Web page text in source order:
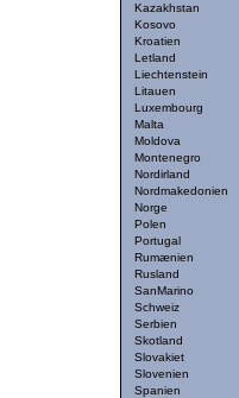
Kazakhstan
Kosovo
Kroatien
Letland
Liechtenstein
Litauen
Luxembourg
Malta
Moldova
Montenegro
Nordirland
Nordmakedonien
Norge
Polen
Portugal
Rumænien
Rusland
SanMarino
Schweiz
Serbien
Skotland
Slovakiet
Slovenien
Spanien